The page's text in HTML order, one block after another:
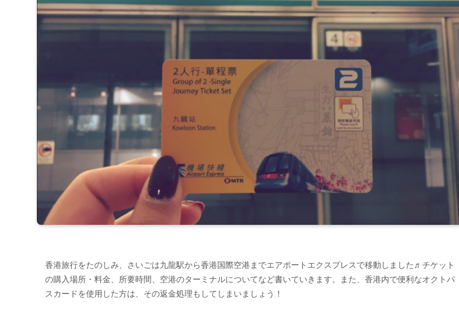
香港旅行をたのしみ、さいごは九龍駅から香港国際空港までエアポートエクスプレスで移動しました♬チケット
の購入場所・料金、所要時間、空港のターミナルについてなど書いていきます。また、香港内で便利なオクトパ
スカードを使用した方は、その返金処理もしてしまいましょう！